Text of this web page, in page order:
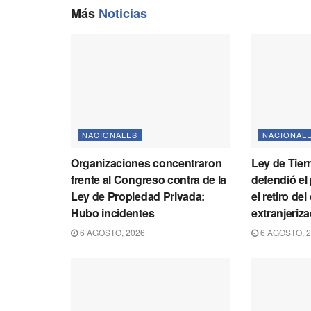
Más Noticias
NACIONALES
Organizaciones concentraron
frente al Congreso contra de la
Ley de Propiedad Privada:
Hubo incidentes
6 AGOSTO, 2026
Ley de
defendió
el retiro
6 AGOSTO,